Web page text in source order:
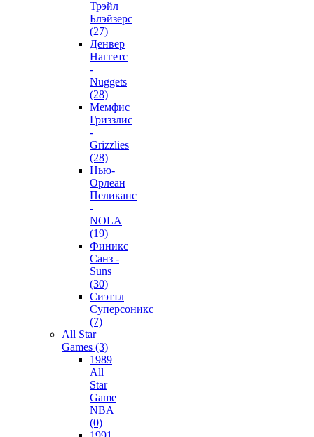
Трэйл
Блэйзерс
(27)
Денвер
Наггетс
-
Nuggets
(28)
Мемфис
Гриззлис
-
Grizzlies
(28)
Нью-
Орлеан
Пеликанс
-
NOLA
(19)
Финикс
Санз -
Suns
(30)
Сиэттл
Суперсоникс
(7)
All Star
Games (3)
1989
All
Star
Game
NBA
(0)